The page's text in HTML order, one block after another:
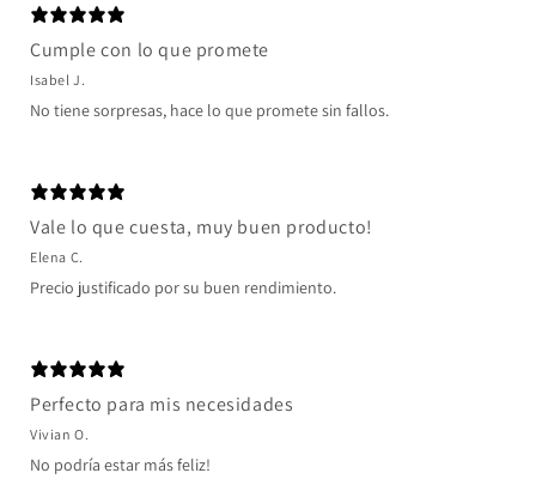
Cumple con lo que promete
Isabel J.
No tiene sorpresas, hace lo que promete sin fallos.
Vale lo que cuesta, muy buen producto!
Elena C.
Precio justificado por su buen rendimiento.
Perfecto para mis necesidades
Vivian O.
No podría estar más feliz!